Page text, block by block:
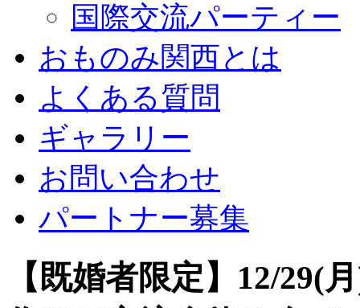
国際交流パーティー
おものみ関西とは
よくある質問
ギャラリー
お問い合わせ
パートナー募集
【既婚者限定】12/29(